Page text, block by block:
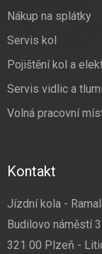
Nákup na splátky
Servis kol
Pojištění kol a
Servis vidlic a
Volná pracovní
Kontakt
Jízdní kola -
Budilovo náměstí
321 00 Plzeň -